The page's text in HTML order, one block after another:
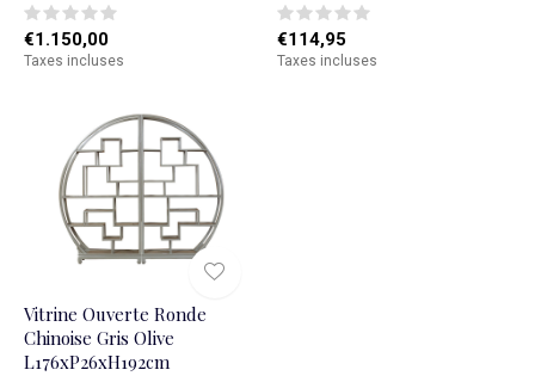
€1.150,00
Taxes incluses
€114,95
Taxes incluses
Vitrine Ouverte Ronde
Chinoise Gris Olive
L176xP26xH192cm